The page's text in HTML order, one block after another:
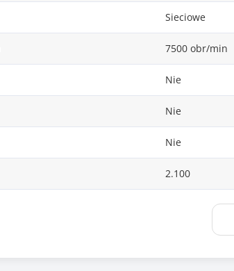
Sieciowe
7500 obr/min
Nie
Nie
Nie
2.100
Szary (Grey)